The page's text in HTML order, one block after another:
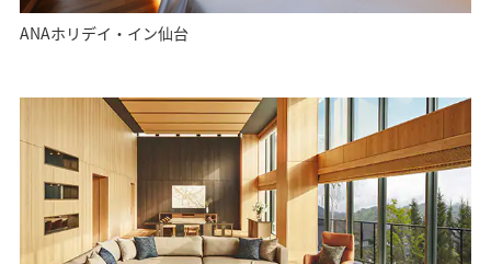
ANAホリデイ・イン仙台